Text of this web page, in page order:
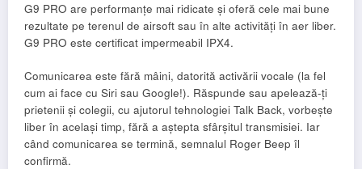
G9 PRO are performanțe mai ridicate și oferă cele mai bune
rezultate pe terenul de airsoft sau în alte activități în aer liber.
G9 PRO este certificat impermeabil IPX4.
Comunicarea este fără mâini, datorită activării vocale (la fel
cum ai face cu Siri sau Google!). Răspunde sau apelează-ți
prietenii și colegii, cu ajutorul tehnologiei Talk Back, vorbește
liber în același timp, fără a aștepta sfârșitul transmisiei. Iar
când comunicarea se termină, semnalul Roger Beep îl
confirmă.